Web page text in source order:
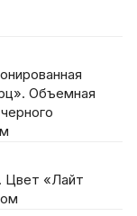
Объемная
Цвет «Лайт